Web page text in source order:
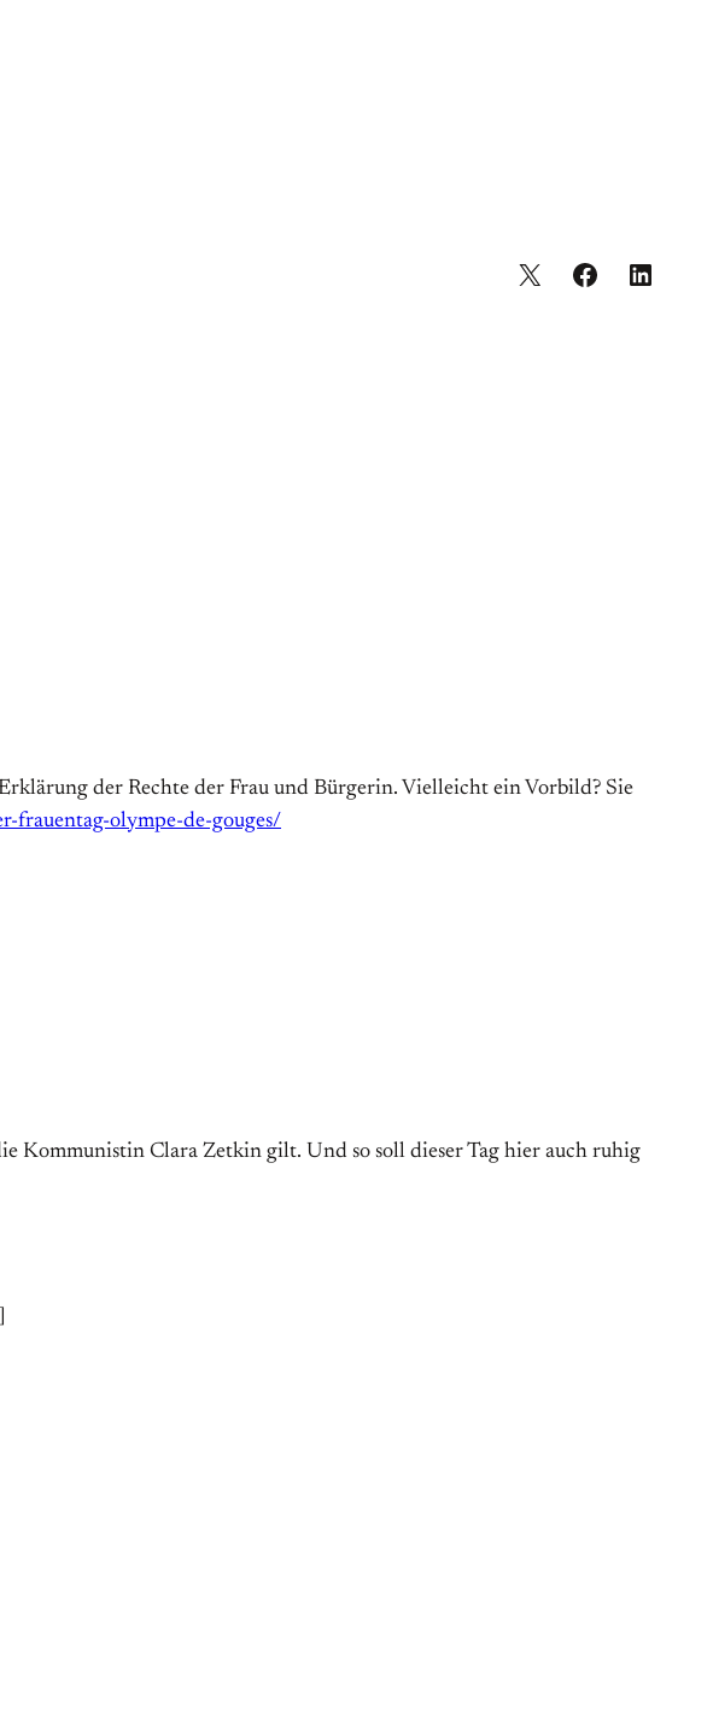
der Rechte der Frau und Bürgerin. Vielleicht ein Vorbild? Sie
olympe-de-gouges/
Kommunistin Clara Zetkin gilt. Und so soll dieser Tag hier auch ruhig